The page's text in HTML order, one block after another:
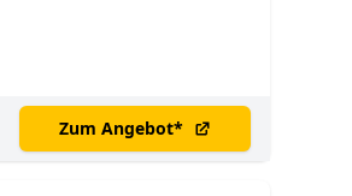
Zum Angebot*